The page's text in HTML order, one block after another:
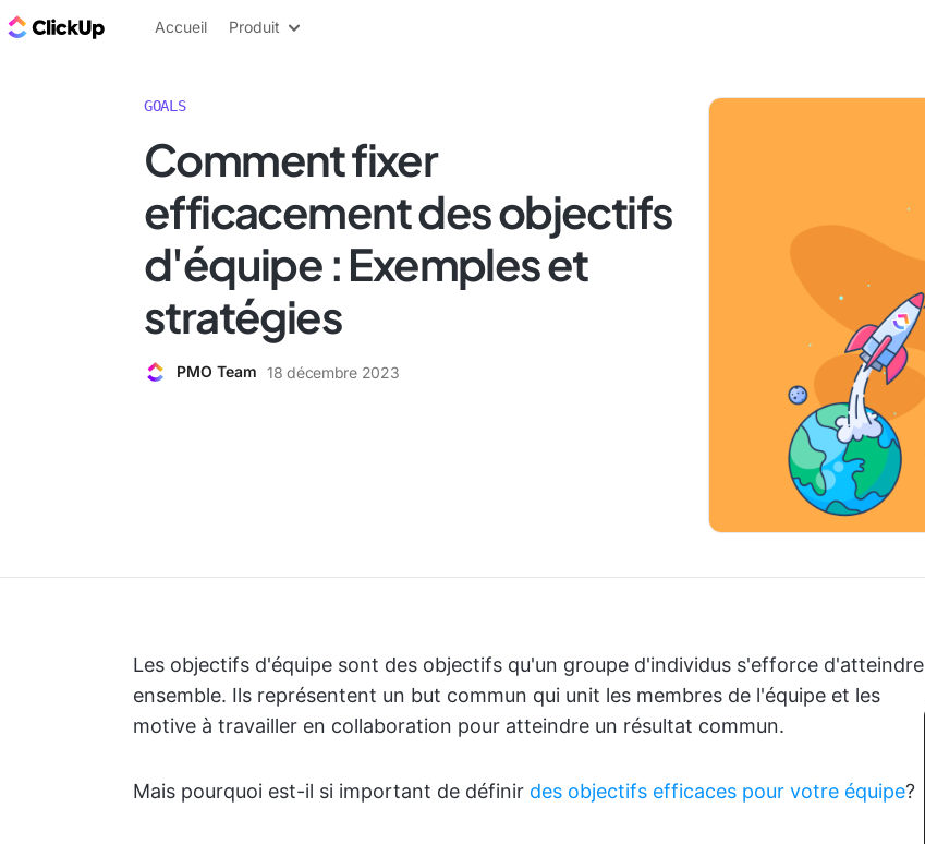
ClickUp Blog
Accueil Produit
GOALS
Comment fixer
efficacement des objectifs
d'équipe : Exemples et
stratégies
PMO Team 18 décembre 2023
Les objectifs d'équipe sont des objectifs qu'un groupe d'individus s'efforce d'atteindre
ensemble. Ils représentent un but commun qui unit les membres de l'équipe et les
motive à travailler en collaboration pour atteindre un résultat commun.
Mais pourquoi est-il si important de définir des objectifs efficaces pour votre équipe?